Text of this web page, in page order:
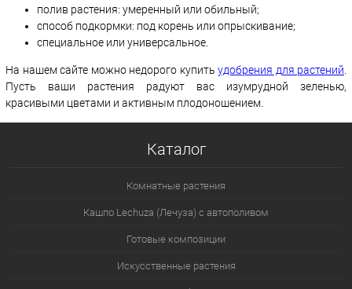
полив растения: умеренный или обильный;
способ подкормки: под корень или опрыскивание;
специальное или универсальное.
На нашем сайте можно недорого купить удобрения для растений
Пусть ваши растения радуют вас изумрудной зеленью,
красивыми цветами и активным плодоношением.
Каталог
Комнатные растения
Кашпо Lechuza (Лечуза) с автополивом
Готовые композиции
Искусственные растения